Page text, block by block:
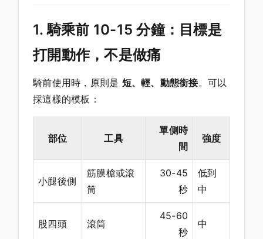
1. 騎乘前 10-15 分鐘：目標是
打開動作，不是做痛
騎前使用時，原則是 短、輕、動態銜接。可以
採這樣的模板：
部位 工具
單側時
間
強度
小腿後側
筋膜槍或滾
筒
30-45
秒
低到
中
股四頭 滾筒
45-60
秒
中